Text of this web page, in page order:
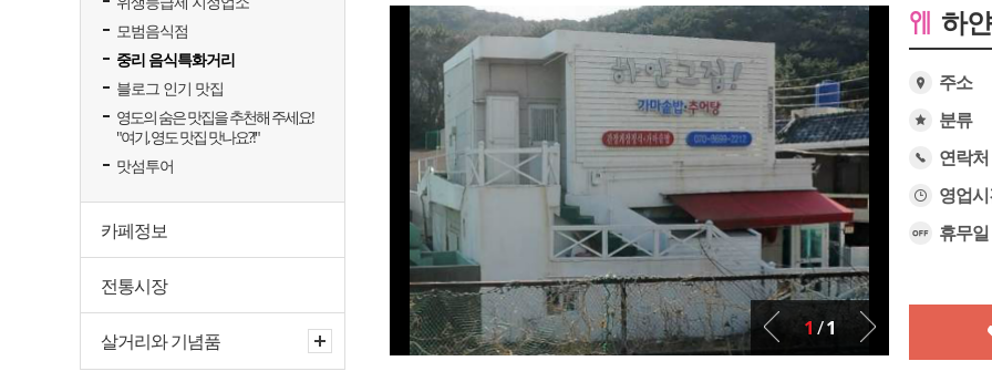
모범음식점
중리 음식특화거리
블로그 인기 맛집
영도의 숨은 맛집을 추천해 주세요!
"여기, 영도 맛집 맛나요?!"
맛섬투어
카페정보
전통시장
살거리와 기념품
1 /1
하
주소
분류
연락처
영업
휴무일